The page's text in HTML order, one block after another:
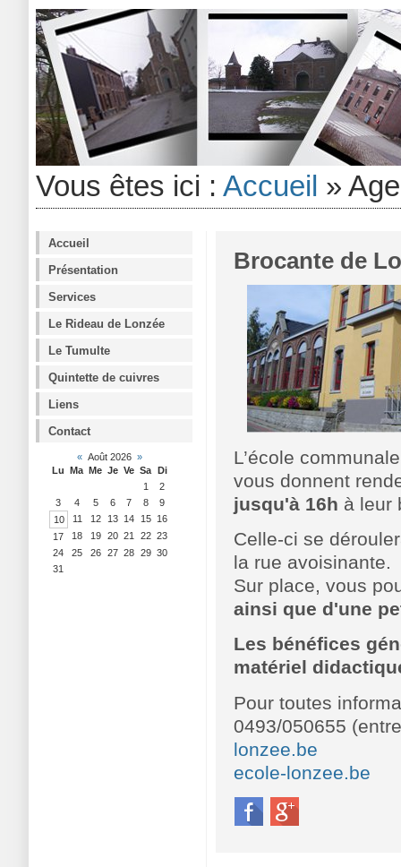
Vous êtes ici : Accueil »
Accueil
Présentation
Services
Le Rideau de Lonzée
Le Tumulte
Quintette de cuivres
Liens
Contact
« Août 2026 »
Lu Ma Me Je Ve Sa Di
1
2
3
4 5 6 7 8
9
10
11 12 13 14 15
16
17
18 19 20 21 22 23
24
25 26 27 28 29 30
31
Brocante de
L’école
vous donnent
jusqu'à 16h à leur
Celle-ci se
la rue avoisinante.
Sur place, vous
ainsi que d'une
Les bénéfices
matériel
Pour toutes
0493/050655
lonzee.be
ecole-lonzee.be